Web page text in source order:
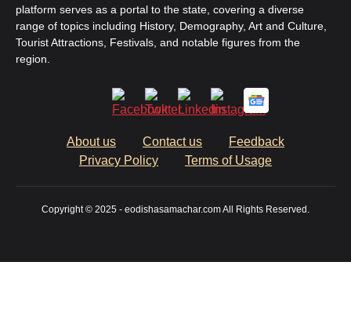
platform serves as a portal to the state, covering a diverse
range of topics including History, Demography, Art and Culture,
Tourist Attractions, Festivals, and notable figures from the
region.
About us Contact us
Feedback
Privacy Policy
Terms of Usage
Copyright © 2025 - eodishasamachar.com All Rights Reserved.